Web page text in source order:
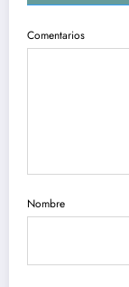
Comentarios
Nombre